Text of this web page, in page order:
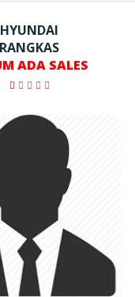
HYUNDAI
RANGKAS
ADA SALES